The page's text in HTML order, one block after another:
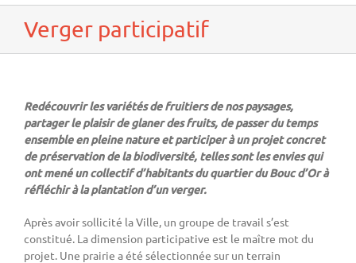
Verger participatif
Redécouvrir les variétés de fruitiers de nos paysages,
partager le plaisir de glaner des fruits, de passer du temps
ensemble en pleine nature et participer à un projet concret
de préservation de la biodiversité, telles sont les envies qui
ont mené un collectif d’habitants du quartier du Bouc d’Or à
réfléchir à la plantation d’un verger.
Après avoir sollicité la Ville, un groupe de travail s’est
constitué. La dimension participative est le maître mot du
projet. Une prairie a été sélectionnée sur un terrain